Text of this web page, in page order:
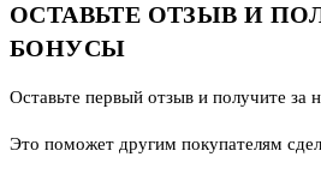
ОСТАВЬТЕ ОТЗЫВ И
БОНУСЫ
Оставьте первый отзыв и получите за
Это поможет другим покупателям